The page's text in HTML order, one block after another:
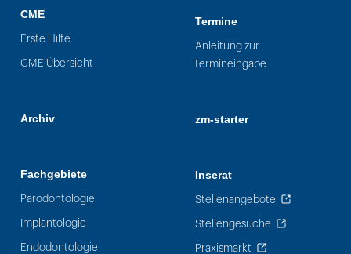
CME
Erste Hilfe
CME Übersicht
Archiv
Fachgebiete
Parodontologie
Implantologie
Endodontologie
Termine
Anleitung zur
Termineingabe
zm-starter
Inserat
Stellenangebote
Stellengesuche
Praxismarkt